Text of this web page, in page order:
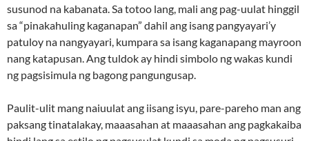
susunod na kabanata. Sa totoo lang, mali ang pag-uulat hinggil
sa “pinakahuling kaganapan” dahil ang isang pangyayari’y
patuloy na nangyayari, kumpara sa isang kaganapang mayroon
nang katapusan. Ang tuldok ay hindi simbolo ng wakas kundi
ng pagsisimula ng bagong pangungusap.
Paulit-ulit mang naiuulat ang iisang isyu, pare-pareho man ang
paksang tinatalakay, maaasahan at maaasahan ang pagkakaiba